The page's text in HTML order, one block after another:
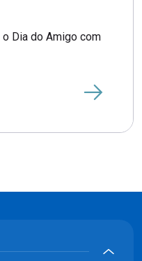
Dia do Amigo com